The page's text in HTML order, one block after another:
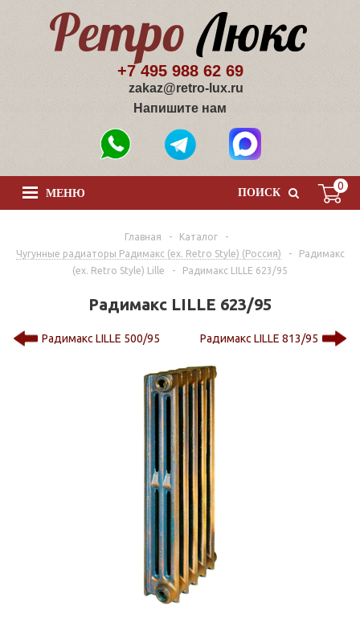
+7 495 988 62 69
zakaz@retro-lux.ru
Напишите нам
0
ПОИСК
МЕНЮ
Главная - Каталог
-
Чугунные радиаторы Радимакс (ex. Retro Style) (Россия)
-
Радимакс
(ex. Retro Style) Lille
- Радимакс LILLE 623/95
Радимакс LILLE 623/95
Радимакс LILLE 500/95 Радимакс LILLE 813/95